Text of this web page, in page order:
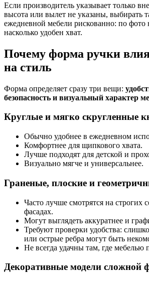
Если производитель указывает только
высота или вылет не указаны, выбирать
ежедневной мебели рискованно: по фото
насколько удобен хват.
Почему форма ручки
на стиль
Форма определяет сразу три вещи:
безопасность и визуальный характер
Круглые и мягко скругленные
Обычно удобнее в ежедневном
Комфортнее для щипкового хвата.
Лучше подходят для детской и
Визуально мягче и универсальнее.
Граненые, плоские и
Часто лучше смотрятся на строгих
фасадах.
Могут выглядеть аккуратнее и
Требуют проверки удобства:
или острые ребра могут быть
Не всегда удачны там, где мебелью
Декоративные модели сложной